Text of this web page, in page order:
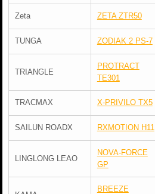
Zeta ZETA ZTR50
TUNGA ZODIAK 2 PS-7
TRIANGLE
PROTRACT
TE301
TRACMAX X-PRIVILO TX5
SAILUN ROADX RXMOTION H11
LINGLONG LEAO
NOVA-FORCE
GP
BREEZE